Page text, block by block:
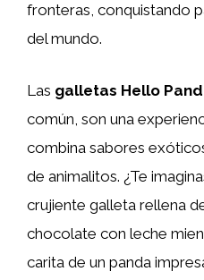
fronteras, conquistando
del mundo.
Las galletas Hello
común, son una
combina sabores
de animalitos. ¿Te
crujiente galleta rellena
chocolate con leche
carita de un panda